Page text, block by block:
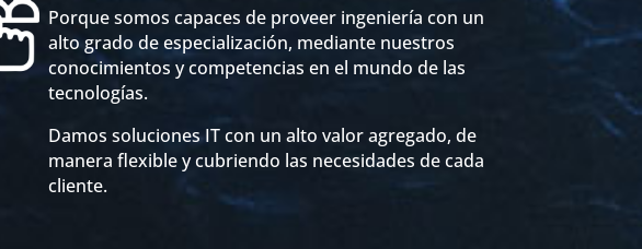
Porque somos capaces de proveer ingeniería con un
alto grado de especialización, mediante nuestros
conocimientos y competencias en el mundo de las
tecnologías.
Damos soluciones IT con un alto valor agregado, de
manera flexible y cubriendo las necesidades de cada
cliente.